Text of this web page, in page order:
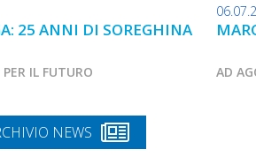
25 ANNI DI SOREGHINA
IL FUTURO AD
NEWS